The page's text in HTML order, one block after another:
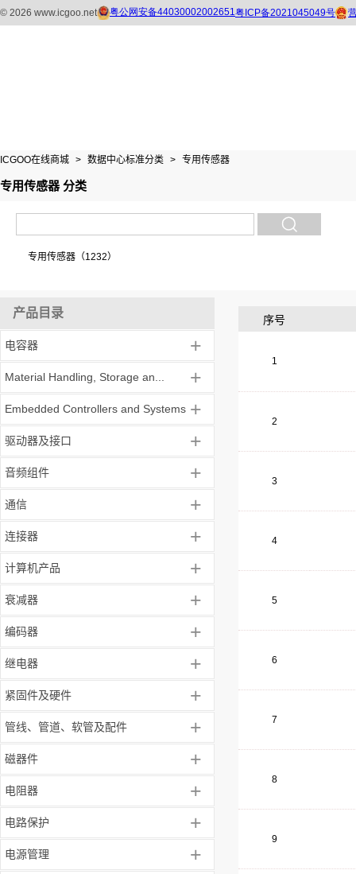
ICGOO在线商城 > 数据中心标准分类 > 专用传感器
专用传感器 分类
专用传感器（1232）
产品目录
电容器 +
Material Handling, Storage an... +
Embedded Controllers and Systems +
驱动器及接口 +
音频组件 +
通信 +
连接器 +
计算机产品 +
衰减器 +
编码器 +
继电器 +
紧固件及硬件 +
管线、管道、软管及配件 +
磁器件 +
电阻器 +
电路保护 +
电源管理 +
序号
1
2
3
4
5
6
7
8
9